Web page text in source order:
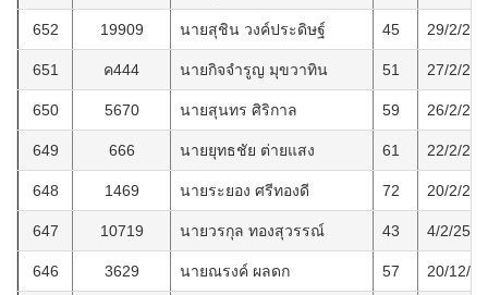
652 19909 นายสุชิน วงค์ประดิษฐ์ 45 29/2/
651 ค444 นายกิจจำรูญ มุขวาทิน 51 27/2/
650 5670 นายสุนทร ศิริกาล 59 26/2/
649 666 นายยุทธชัย ต่ายแสง 61 22/2/
648 1469 นายระยอง ศรีทองดี 72 20/2/
647 10719 นายวรกุล ทองสุวรรณ์ 43 4/2/2563
646 3629 นายณรงค์ ผลดก 57 20/12/